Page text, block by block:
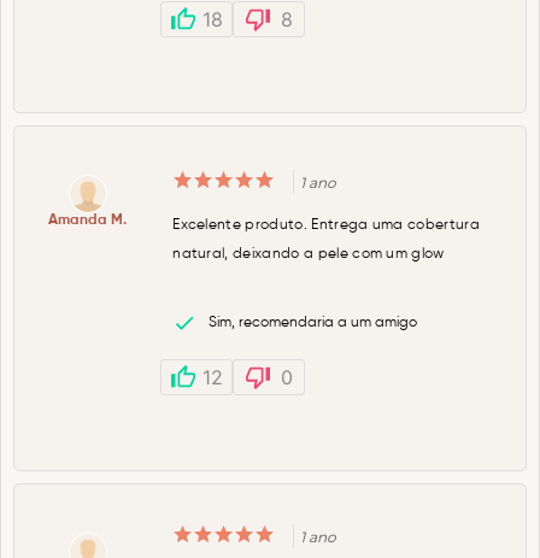
18 8
Amanda M.
1 ano
Excelente produto. Entrega uma cobertura
natural, deixando a pele com um glow
Sim, recomendaria a um amigo
12 0
1 ano